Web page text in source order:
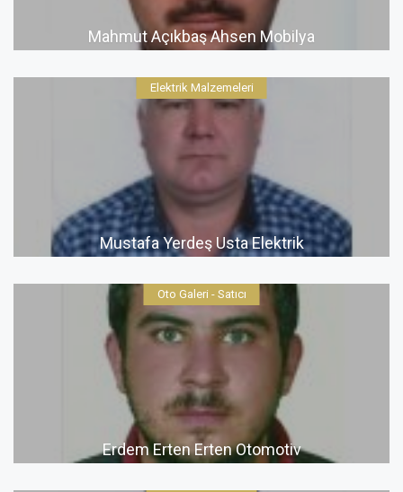
Mahmut Açıkbaş Ahsen Mobilya
Mustafa Yerdeş Usta Elektrik
Elektrik Malzemeleri
Erdem Erten Erten Otomotiv
Oto Galeri - Satıcı